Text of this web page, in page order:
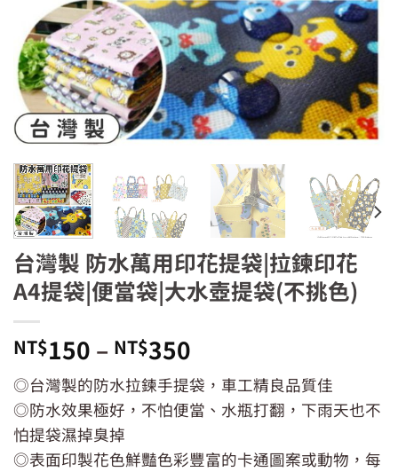
台灣製 防水萬用印花提袋|拉鍊印花
A4提袋|便當袋|大水壺提袋(不挑色)
NT$150 – NT$350
◎台灣製的防水拉鍊手提袋，車工精良品質佳
◎防水效果極好，不怕便當、水瓶打翻，下雨天也不
怕提袋濕掉臭掉
◎表面印製花色鮮豔色彩豐富的卡通圖案或動物，每